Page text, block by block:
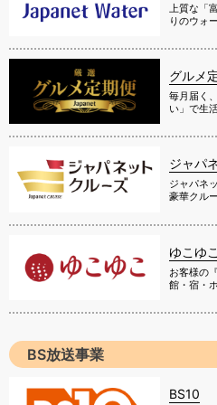
上質な「
りのウォ
グルメ
毎月届く
い」で生
ジャパ
ジャパネ
豪華クル
ゆこゆこ
お客様の
館・宿・
BS放送事業
BS10